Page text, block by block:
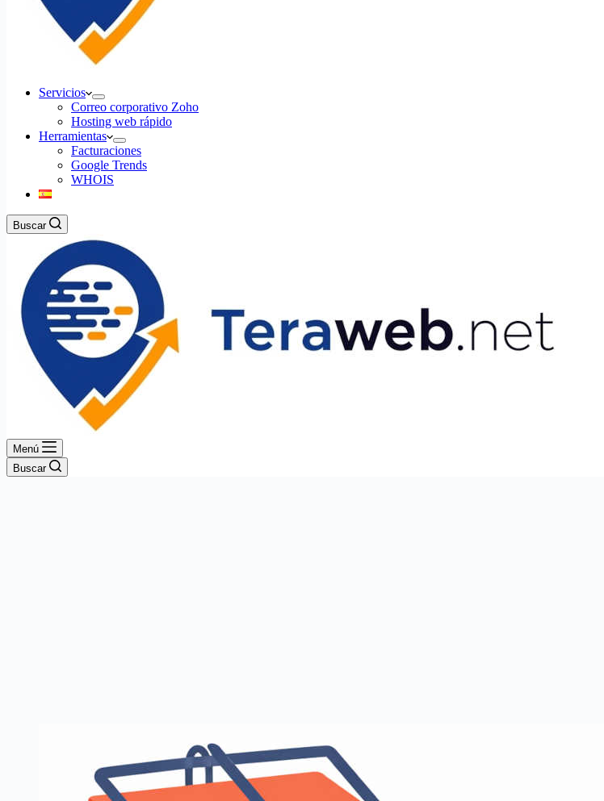
Servicios
Correo corporativo Zoho
Hosting web rápido
Herramientas
Facturaciones
Google Trends
WHOIS
Buscar
Menú
Buscar